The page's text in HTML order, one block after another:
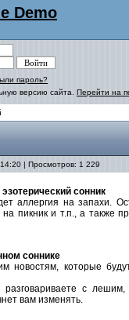
Demo
пароль?
версию сайта. Перейти на
| Просмотров: 1 229
сонник
аллергия на запахи.
пикник и т.п., а также
соннике
новостям, которые
разговариваете с
вам изменять.